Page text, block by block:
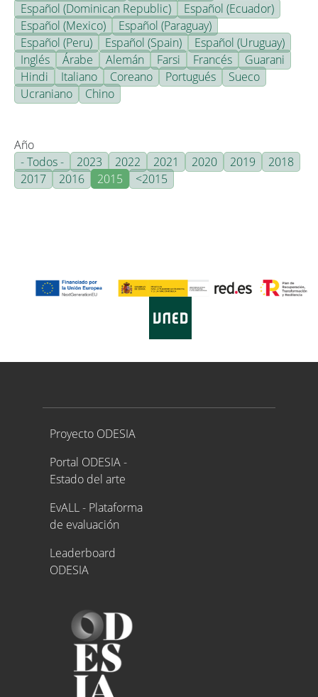
Español (Dominican Republic)
Español (Ecuador)
Español (Mexico)
Español (Paraguay)
Español (Peru)
Español (Spain)
Español (Uruguay)
Inglés
Árabe Alemán Farsi Francés
Guarani
Hindi
Italiano Coreano Portugués
Sueco
Ucraniano
Chino
Año
- Todos -
2023 2022 2021 2020 2019
2018
2017
2016 2015 <2015
Proyecto ODESIA
Proyecto ODESIA
Portal ODESIA -
Estado del arte
EvALL - Plataforma
de evaluación
Leaderboard
ODESIA